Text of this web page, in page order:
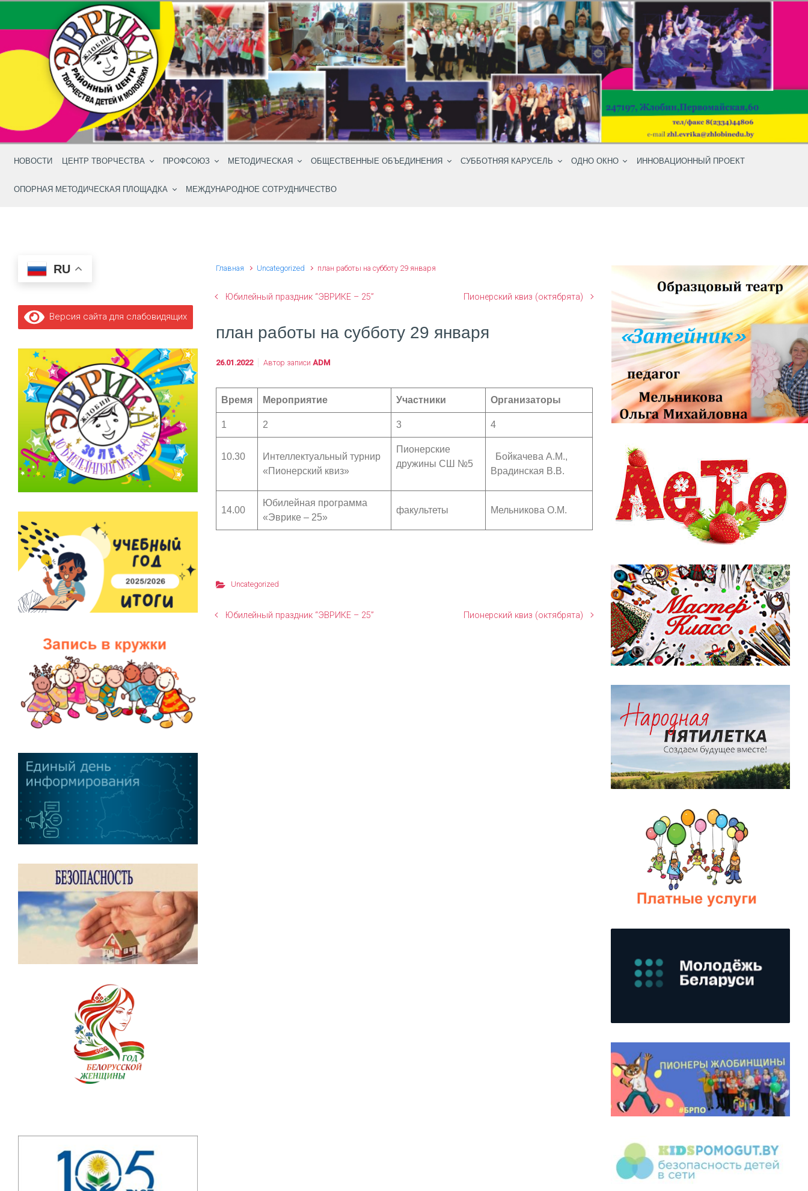
Skip to main content
НОВОСТИ ЦЕНТР ТВОРЧЕСТВА ПРОФСОЮЗ МЕТОДИЧЕСКАЯ ОБЩЕСТВЕННЫЕ ОБЪЕДИНЕНИЯ СУББОТНЯЯ КАРУСЕЛЬ ОДНО ОКНО ИННОВАЦИОННЫЙ ПРОЕКТ
ОПОРНАЯ МЕТОДИЧЕСКАЯ ПЛОЩАДКА МЕЖДУНАРОДНОЕ СОТРУДНИЧЕСТВО
Главная Uncategorized план работы на субботу 29 января
Юбилейный праздник “ЭВРИКЕ – 25” Пионерский квиз (октябрята)
план работы на субботу 29 января
26.01.2022 Автор записи ADM
Время Мероприятие Участники Организаторы
1 2 3 4
10.30
Интеллектуальный турнир
«Пионерский квиз»
Пионерские
дружины СШ №5
Бойкачева А.М.,
Врадинская В.В.
14.00
Юбилейная программа
«Эврике – 25»
факультеты Мельникова О.М.
Uncategorized
Юбилейный праздник “ЭВРИКЕ – 25” Пионерский квиз (октябрята)
RU
Версия сайта для слабовидящих
информационный контент